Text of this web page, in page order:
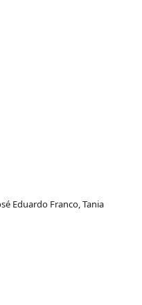
Eduardo Franco, Tania